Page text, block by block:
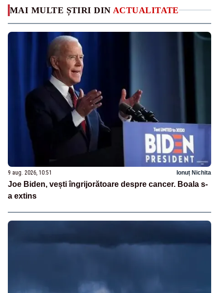
MAI MULTE ȘTIRI DIN ACTUALITATE
9 aug. 2026, 10:51 Ionuț Nichita
Joe Biden, vești îngrijorătoare despre cancer. Boala s-
a extins